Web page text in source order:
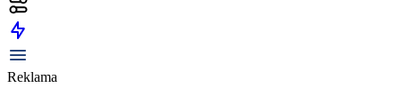
Reklama